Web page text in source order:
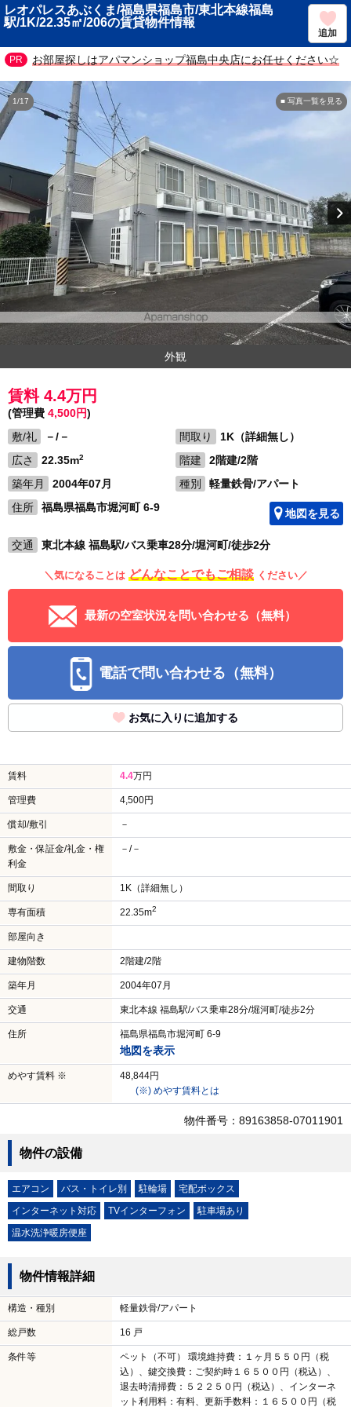
レオパレスあぶくま/福島県福島市/東北本線福島
駅/1K/22.35㎡/206の賃貸物件情報
追加
お部屋探しはアパマンショップ福島中央店にお任せください☆
■ 写真一覧を見る
1/17
外観
賃料 4.4万円
(管理費 4,500円)
敷/礼
－/－ 間取り
1K（詳細無し）
広さ
22.35m2 階建
2階建/2階
築年月
2004年07月 種別
軽量鉄骨/アパート
住所
福島県福島市堀河町 6-9 地図を見る
交通 東北本線 福島駅/バス乗車28分/堀河町/徒歩2分
＼気になることは どんなことでもご相談 ください／
最新の空室状況を問い合わせる（無料）
電話で問い合わせる（無料）
お気に入りに追加する
賃料 4.4万円
管理費 4,500円
償却/敷引 －
敷金・保証金/礼金・権
利金
－/－
間取り 1K（詳細無し）
専有面積 22.35m2
部屋向き
建物階数 2階建/2階
築年月 2004年07月
交通 東北本線 福島駅/バス乗車28分/堀河町/徒歩2分
住所 福島県福島市堀河町 6-9
地図を表示
めやす賃料 ※
48,844円
(※) めやす賃料とは
物件番号：89163858-07011901
物件の設備
エアコン バス・トイレ別 駐輪場
宅配ボックス
インターネット対応
TVインターフォン
駐車場あり
温水洗浄暖房便座
物件情報詳細
構造・種別 軽量鉄骨/アパート
総戸数 16 戸
条件等
ペット（不可） 環境維持費：１ヶ月５５０円（税
込）、鍵交換費：ご契約時１６５００円（税込）、
退去時清掃費：５２２５０円（税込）、インターネ
ット利用料：有料、更新手数料：１６５００円（税